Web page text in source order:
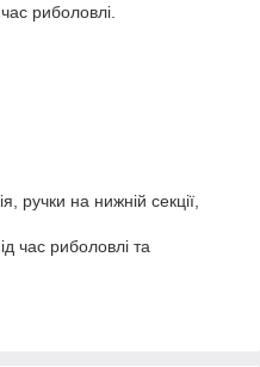
риболовлі.
ручки на нижній секції,
час риболовлі та